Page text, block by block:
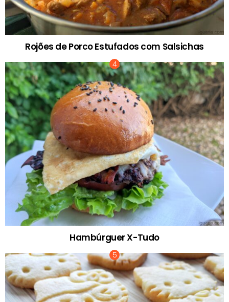
Rojões de Porco Estufados com Salsichas
Hambúrguer X-Tudo